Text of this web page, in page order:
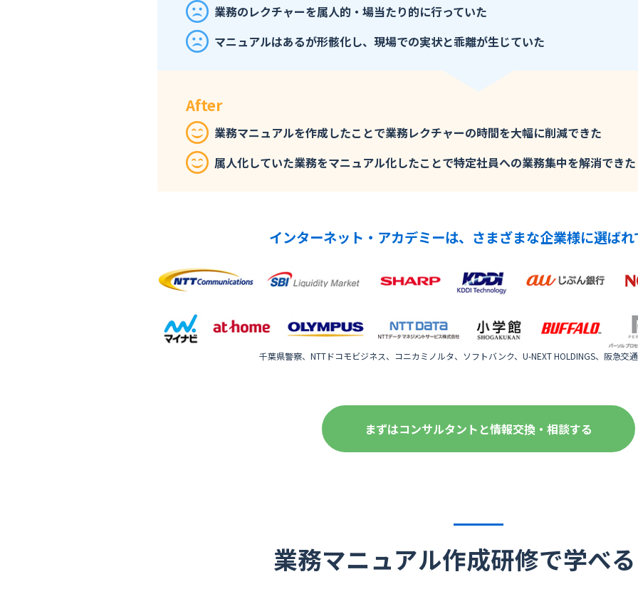
教育業界
不動産・建設業界
業務のレクチャーを属人的・場当たり的に行っていた
マニュアルはあるが形骸化し、現場での実状と乖離が生じていた
After
業務マニュアルを作成したことで業務レクチャーの時間を大幅に削減できた
属人化していた業務をマニュアル化したことで特定社員への業務集中を解消できた
インターネット・アカデミーは、さまざまな企業様に選ば
千葉県警察、NTTドコモビジネス、コニカミノルタ、ソフトバンク、U-NEXT HOLDINGS、阪急交
まずはコンサルタントと情報交換・相談する
業務マニュアル作成研修で学べ